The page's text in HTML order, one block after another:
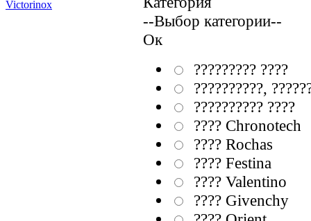
Victorinox
--Выбор категории--
Ок
????????? ????
??????????,
?????????? ????
???? Chronotech
???? Rochas
???? Festina
???? Valentino
???? Givenchy